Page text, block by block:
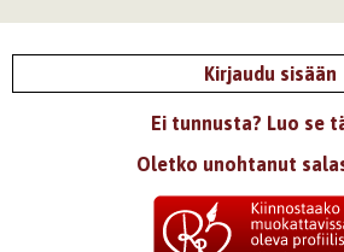
Kirjaudu sisään
Ei tunnusta? Luo se
Oletko unohtanut